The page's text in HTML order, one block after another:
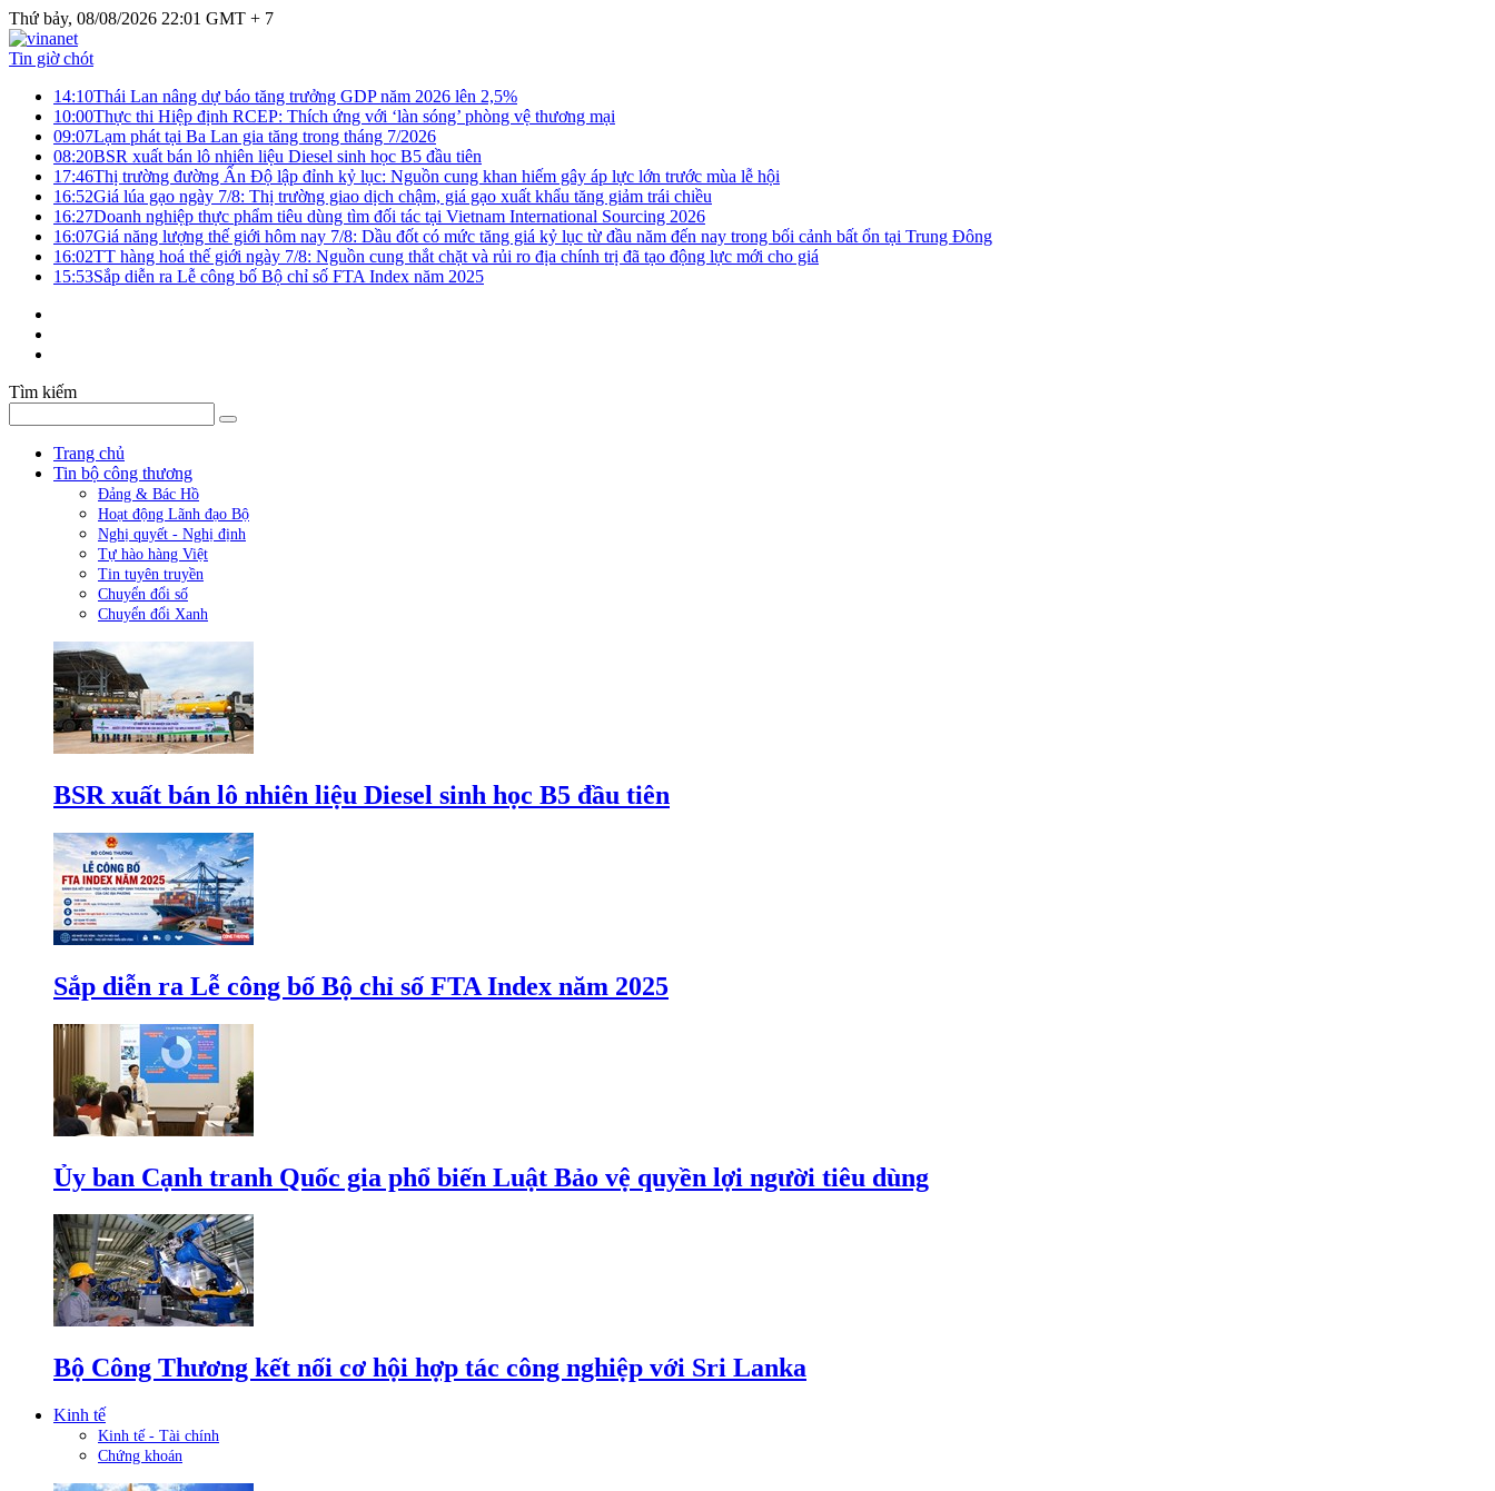
Thứ bảy, 08/08/2026 22:01 GMT + 7
Tin giờ chót
14:10Thái Lan nâng dự báo tăng trưởng GDP năm 2026 lên 2,5%
10:00Thực thi Hiệp định RCEP: Thích ứng với ‘làn sóng’ phòng vệ thương mại
09:07Lạm phát tại Ba Lan gia tăng trong tháng 7/2026
08:20BSR xuất bán lô nhiên liệu Diesel sinh học B5 đầu tiên
17:46Thị trường đường Ấn Độ lập đỉnh kỷ lục: Nguồn cung khan hiếm gây áp lực lớn trước mùa lễ hội
16:52Giá lúa gạo ngày 7/8: Thị trường giao dịch chậm, giá gạo xuất khẩu tăng giảm trái chiều
16:27Doanh nghiệp thực phẩm tiêu dùng tìm đối tác tại Vietnam International Sourcing 2026
16:07Giá năng lượng thế giới hôm nay 7/8: Dầu đốt có mức tăng giá kỷ lục từ đầu năm đến nay trong bối cảnh bất ổn tại Trung Đông
16:02TT hàng hoá thế giới ngày 7/8: Nguồn cung thắt chặt và rủi ro địa chính trị đã tạo động lực mới cho giá
15:53Sắp diễn ra Lễ công bố Bộ chỉ số FTA Index năm 2025
Tìm kiếm
Trang chủ
Tin bộ công thương
Đảng & Bác Hồ
Hoạt động Lãnh đạo Bộ
Nghị quyết - Nghị định
Tự hào hàng Việt
Tin tuyên truyền
Chuyển đổi số
Chuyển đổi Xanh
BSR xuất bán lô nhiên liệu Diesel sinh học B5 đầu tiên
Sắp diễn ra Lễ công bố Bộ chỉ số FTA Index năm 2025
Ủy ban Cạnh tranh Quốc gia phổ biến Luật Bảo vệ quyền lợi người tiêu dùng
Bộ Công Thương kết nối cơ hội hợp tác công nghiệp với Sri Lanka
Kinh tế
Kinh tế - Tài chính
Chứng khoán